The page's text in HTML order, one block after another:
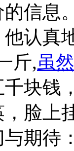
信息
认真
斤,虽
块钱
脸上
期待